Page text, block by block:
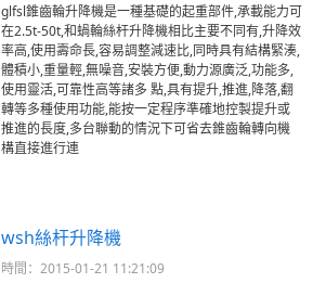
glfsl錐齒輪升降機是一種基礎的起重部件,承載能力可
在2.5t-50t,和蝸輪絲杆升降機相比主要不同有,升降效
率高,使用壽命長,容易調整減速比,同時具有結構緊湊,
體積小,重量輕,無噪音,安裝方便,動力源廣泛,功能多,
使用靈活,可靠性高等諸多 點,具有提升,推進,降落,翻
轉等多種使用功能,能按一定程序準確地控製提升或
推進的長度,多台聯動的情況下可省去錐齒輪轉向機
構直接進行連
wsh絲杆升降機
時間：2015-01-21 11:21:09